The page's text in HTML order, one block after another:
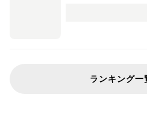
ランキング一